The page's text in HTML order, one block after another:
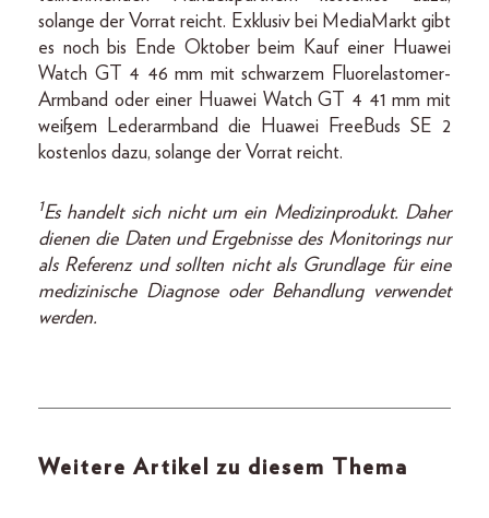
solange der Vorrat reicht. Exklusiv bei MediaMarkt gibt
es noch bis Ende Oktober beim Kauf einer Huawei
Watch GT 4 46 mm mit schwarzem Fluorelastomer-
Armband oder einer Huawei Watch GT 4 41 mm mit
weißem Lederarmband die Huawei FreeBuds SE 2
kostenlos dazu, solange der Vorrat reicht.
1Es handelt sich nicht um ein Medizinprodukt. Daher
dienen die Daten und Ergebnisse des Monitorings nur
als Referenz und sollten nicht als Grundlage für eine
medizinische Diagnose oder Behandlung verwendet
werden.
Weitere Artikel zu diesem Thema